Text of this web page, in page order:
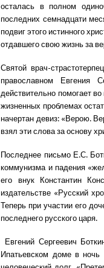
осталась в полном
последних семнадцати
подвиг этого истинного
отдавшего свою жизнь за
Святой врач-
православном Евгения
действительно помогает
жизненных проблемах
начертан девиз: «Верою.
взял эти слова за основу
Последнее письмо Е.С.
коммунизма и падения
его внук Константин
издательстве «Русский
Теперь при участии его
последнего русского царя.
Евгений Сергеевич
Ипатьевском доме в